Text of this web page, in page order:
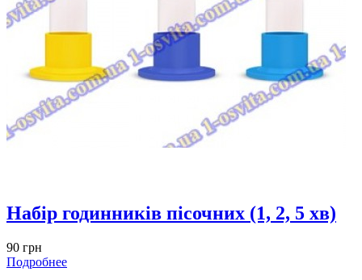
Набір годинників пісочних (1, 2, 5 хв)
90 грн
Подробнее